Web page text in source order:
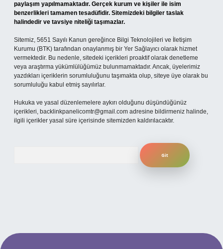
paylaşım yapılmamaktadır. Gerçek kurum ve kişiler ile isim
benzerlikleri tamamen tesadüfidir. Sitemizdeki bilgiler taslak
halindedir ve tavsiye niteliği taşımazlar.
Sitemiz, 5651 Sayılı Kanun gereğince Bilgi Teknolojileri ve İletişim
Kurumu (BTK) tarafından onaylanmış bir Yer Sağlayıcı olarak hizmet
vermektedir. Bu nedenle, sitedeki içerikleri proaktif olarak denetleme
veya araştırma yükümlülüğümüz bulunmamaktadır. Ancak, üyelerimiz
yazdıkları içeriklerin sorumluluğunu taşımakta olup, siteye üye olarak bu
sorumluluğu kabul etmiş sayılırlar.
Hukuka ve yasal düzenlemelere aykırı olduğunu düşündüğünüz
içerikleri, backlinkpanelicomtr@gmail.com adresine bildirmeniz halinde,
ilgili içerikler yasal süre içerisinde sitemizden kaldırılacaktır.
yeni giriş adresi